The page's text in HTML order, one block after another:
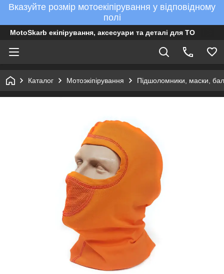
Вказуйте розмір мотоекіпірування у відповідному
полі
MotoSkarb екіпірування, аксесуари та деталі для ТО
Каталог Мотоэкіпірування Підшоломники, маски,